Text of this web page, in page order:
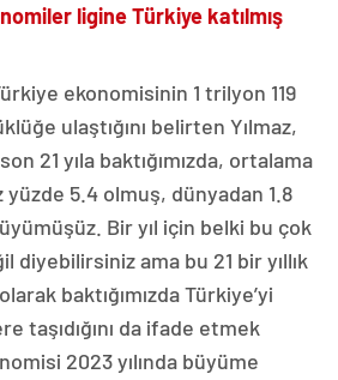
ligine Türkiye katılmış
ekonomisinin 1 trilyon 119
ulaştığını belirten Yılmaz,
21 yıla baktığımızda, ortalama
yüzde 5.4 olmuş, dünyadan 1.8
Bir yıl için belki bu çok
diyebilirsiniz ama bu 21 bir yıllık
baktığımızda Türkiye’yi
taşıdığını da ifade etmek
2023 yılında büyüme